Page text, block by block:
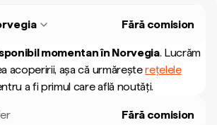
Fără comision
momentan în Norvegia. Lucrăm
acoperirii, așa că urmăreșterețelele
a fi primul care află noutăți.
Fără comision